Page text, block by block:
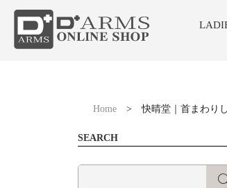
Home>快晴堂｜首まわり
SEARCH